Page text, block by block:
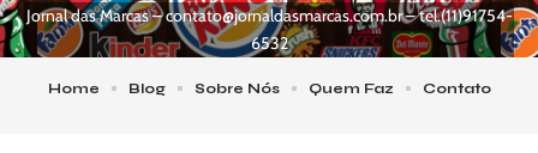
Jornal das Marcas –contato@jornaldasmarcas.com.br– tel.(11)91754-
6532
Home Blog Sobre Nós Quem Faz Contato